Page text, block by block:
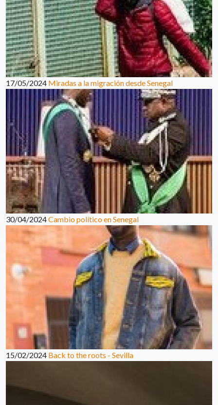
17/05/2024 Miradas a la migración desde Senegal
30/04/2024Cambio político en Senegal
15/02/2024 Back to the roots - Sevilla